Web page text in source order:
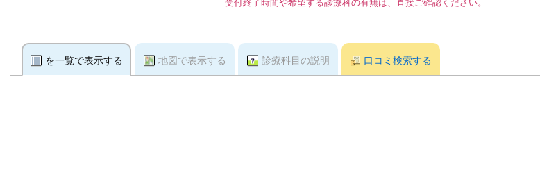
受付終了時間や希望する診療科の有無は、直接ご確認ください。
を一覧で表示する 地図で表示する 診療科目の説明 口コミ検索する